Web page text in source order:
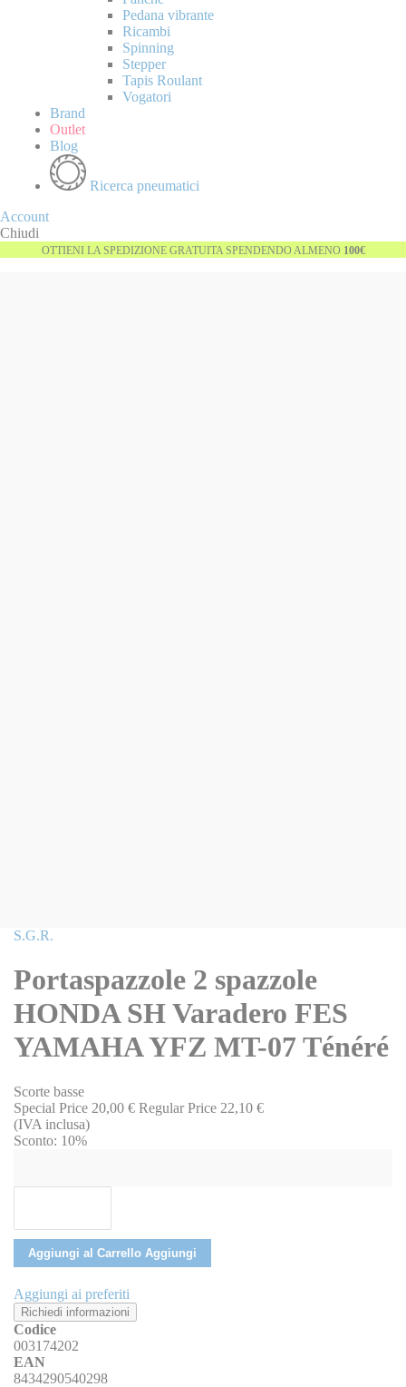
Pedana vibrante
Ricambi
Spinning
Stepper
Tapis Roulant
Vogatori
Brand
Outlet
Blog
Ricerca pneumatici
Account
Chiudi
OTTIENI LA SPEDIZIONE GRATUITA SPENDENDO ALMENO 100€
Vai
della
galleria
immagini
S.G.R.
Portaspazzole 2 spazzole
HONDA SH Varadero FES
YAMAHA YFZ MT-07 Ténéré
Scorte basse
Special Price 20,00 € Regular Price 22,10 €
(IVA inclusa)
Sconto: 10%
Aggiungi al Carrello Aggiungi
Aggiungi ai preferiti
Richiedi informazioni
Codice
003174202
EAN
8434290540298